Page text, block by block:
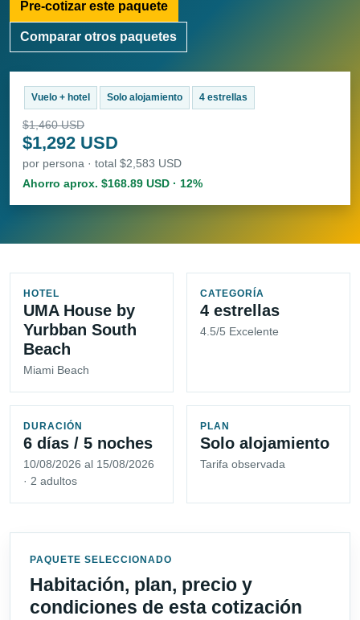
Pre-cotizar este paquete
Comparar otros paquetes
Vuelo + hotel Solo alojamiento 4 estrellas
$1,460 USD
$1,292 USD
por persona · total $2,583 USD
Ahorro aprox. $168.89 USD · 12%
HOTEL
UMA House by
Yurbban South
Beach
Miami Beach
CATEGORÍA
4 estrellas
4.5/5 Excelente
DURACIÓN
6 días / 5 noches
10/08/2026 al 15/08/2026
· 2 adultos
PLAN
Solo alojamiento
Tarifa observada
PAQUETE SELECCIONADO
Habitación, plan, precio y
condiciones de esta cotización